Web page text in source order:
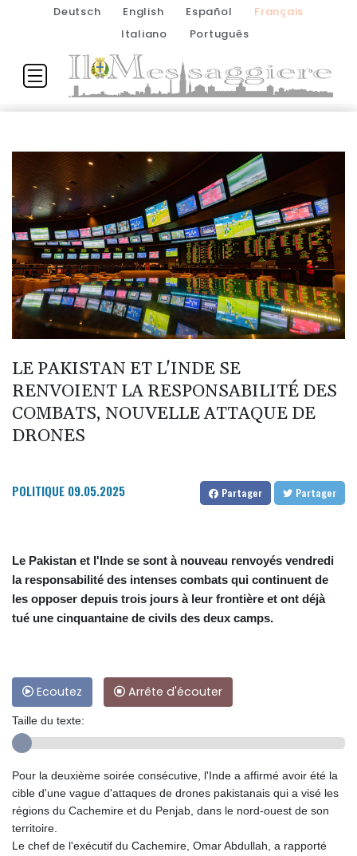
Deutsch English Español
Français
Italiano
Português
LE PAKISTAN ET L'INDE SE
RENVOIENT LA RESPONSABILITÉ DES
COMBATS, NOUVELLE ATTAQUE DE
DRONES
POLITIQUE 09.05.2025 Partager Partager
Le Pakistan et l'Inde se sont à nouveau renvoyés vendredi
la responsabilité des intenses combats qui continuent de
les opposer depuis trois jours à leur frontière et ont déjà
tué une cinquantaine de civils des deux camps.
Ecoutez Arrête d'écouter
Taille du texte:
Pour la deuxième soirée consécutive, l'Inde a affirmé avoir été la
cible d'une vague d'attaques de drones pakistanais qui a visé les
régions du Cachemire et du Penjab, dans le nord-ouest de son
territoire.
Le chef de l'exécutif du Cachemire, Omar Abdullah, a rapporté